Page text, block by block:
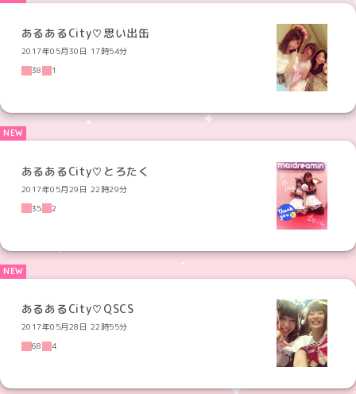
あるあるCity♡思い出缶
2017年05月30日 17時54分
38
1
あるあるCity♡とろたく
2017年05月29日 22時29分
35
2
あるあるCity♡QSCS
2017年05月28日 22時55分
68
4